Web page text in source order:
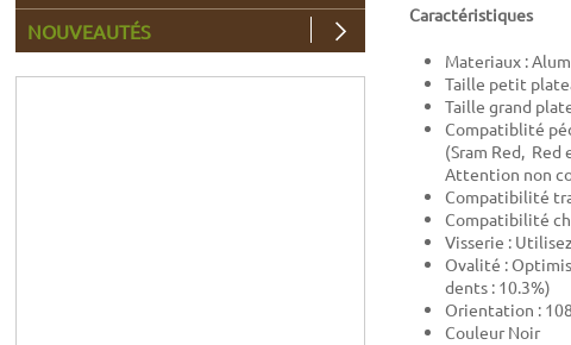
Caractéristiques
Materiaux :
Taille petit
Taille grand
Compatiblité
(Sram Red, Red
Attention non
Compatibilité
Compatibilité
Visserie :
Ovalité :
dents : 10.3%)
Orientation :
Couleur Noir
NOUVEAUTÉS